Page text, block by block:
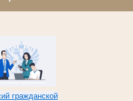
гражданской